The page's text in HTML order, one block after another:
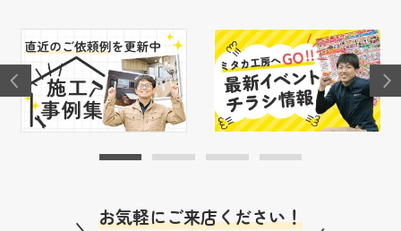
お気軽にご来店ください！